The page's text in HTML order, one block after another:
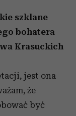
szklane
bohatera
Krasuckich
jest ona
że
być